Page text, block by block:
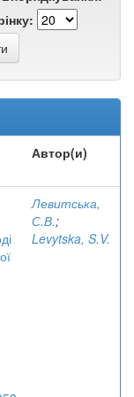
Автор(и)
Левитська,
С.В.;
Levytska, S.V.